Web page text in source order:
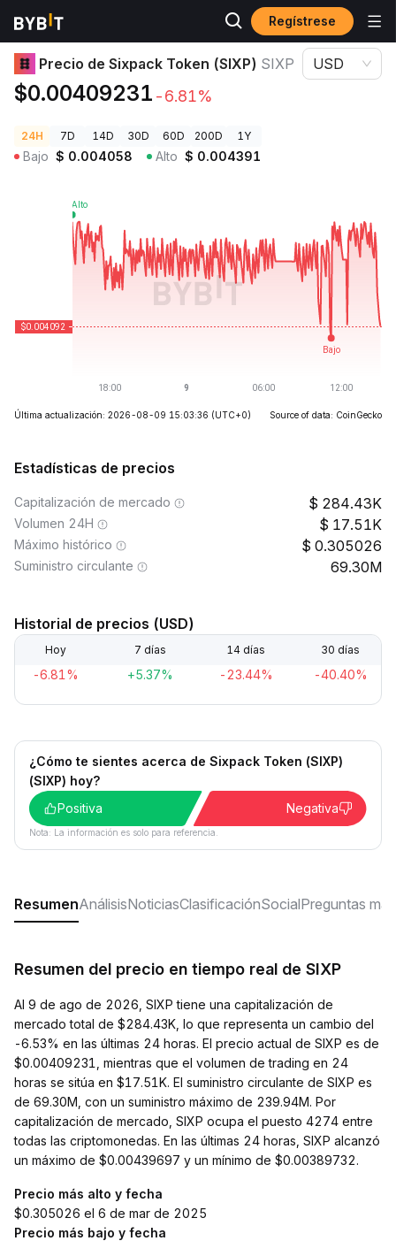
Regístrese
Precios de Criptomonedas Precio de Sixpack Token (SIXP) SIXP
Precio de Sixpack Token (SIXP) SIXP
$0.00409231 -6.81%
USD
24H 7D 14D 30D 60D 200D 1Y
Bajo $ 0.004058 Alto $ 0.004391
Última actualización: 2026-08-09 15:03:36 (UTC+0) Source of data: CoinGecko
Estadísticas de precios
Capitalización de mercado 284.43K
Volumen 24H 17.51K
Máximo histórico 0.305026
Suministro circulante 69.30M
Historial de precios (USD)
Hoy 7 días 14 días 30 días
-6.81% +5.37% -23.44% -40.40%
¿Cómo te sientes acerca de Sixpack Token (SIXP)
(SIXP) hoy?
Positiva
Negativa
Nota: La información es solo para referencia.
ResumenAnálisisNoticiasClasificaciónSocialPreguntas
Resumen del precio en tiempo real de SIXP
Al 9 de ago de 2026, SIXP tiene una capitalización de
mercado total de $284.43K, lo que representa un cambio del
-6.53% en las últimas 24 horas. El precio actual de SIXP es de
$0.00409231, mientras que el volumen de trading en 24
horas se sitúa en $17.51K. El suministro circulante de SIXP es
de 69.30M, con un suministro máximo de 239.94M. Por
capitalización de mercado, SIXP ocupa el puesto 4274 entre
todas las criptomonedas. En las últimas 24 horas, SIXP alcanzó
un máximo de $0.00439697 y un mínimo de $0.00389732.
Precio más alto y fecha
$0.305026 el 6 de mar de 2025
Precio más bajo y fecha